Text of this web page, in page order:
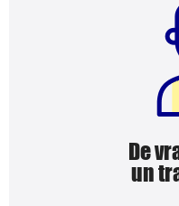
De
un